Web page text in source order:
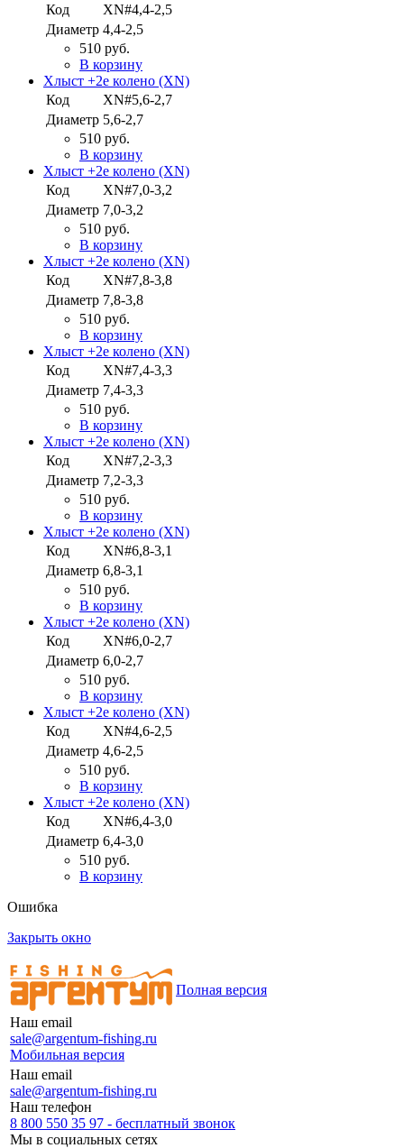
Код
XN#4,4-2,5
Диаметр 4,4-2,5
510 руб.
В корзину
Хлыст +2е колено (XN)
Код
XN#5,6-2,7
Диаметр 5,6-2,7
510 руб.
В корзину
Хлыст +2е колено (XN)
Код
XN#7,0-3,2
Диаметр 7,0-3,2
510 руб.
В корзину
Хлыст +2е колено (XN)
Код
XN#7,8-3,8
Диаметр 7,8-3,8
510 руб.
В корзину
Хлыст +2е колено (XN)
Код
XN#7,4-3,3
Диаметр 7,4-3,3
510 руб.
В корзину
Хлыст +2е колено (XN)
Код
XN#7,2-3,3
Диаметр 7,2-3,3
510 руб.
В корзину
Хлыст +2е колено (XN)
Код
XN#6,8-3,1
Диаметр 6,8-3,1
510 руб.
В корзину
Хлыст +2е колено (XN)
Код
XN#6,0-2,7
Диаметр 6,0-2,7
510 руб.
В корзину
Хлыст +2е колено (XN)
Код
XN#4,6-2,5
Диаметр 4,6-2,5
510 руб.
В корзину
Хлыст +2е колено (XN)
Код
XN#6,4-3,0
Диаметр 6,4-3,0
510 руб.
В корзину
Ошибка
Закрыть окно
Наш email
sale@argentum-fishing.ru
Мобильная версия
Полная версия
Наш email
sale@argentum-fishing.ru
Наш телефон
8 800 550 35 97 - бесплатный звонок
Мы в социальных сетях